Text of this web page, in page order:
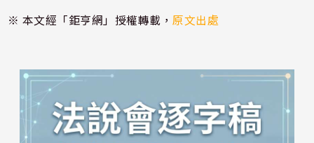
※ 本文經「鉅亨網」授權轉載，原文出處